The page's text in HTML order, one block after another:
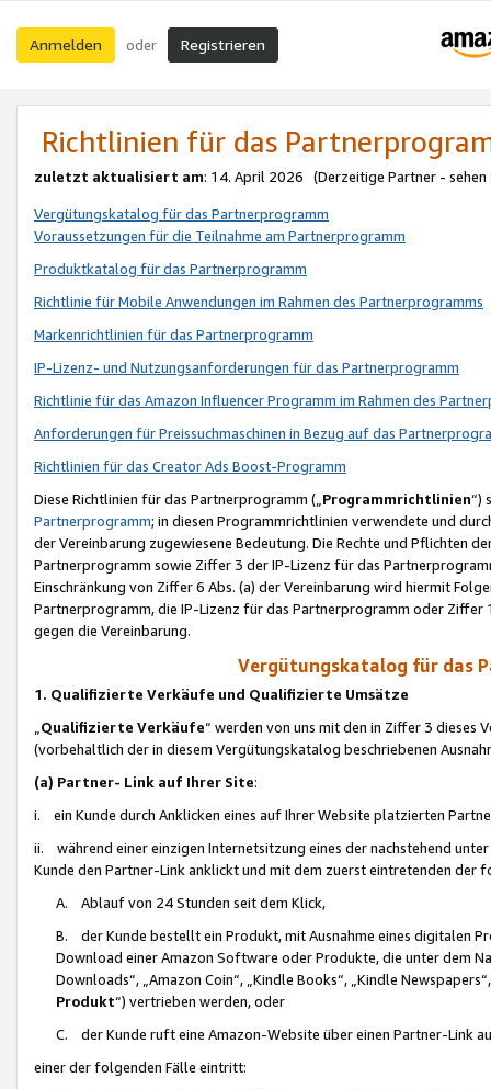
Anmelden oder Registrieren
Richtlinien für das
zuletzt aktualisiert am: 14. April 2026 (Derzeitige Partner - sehen
Vergütungskatalog für das Partnerprogramm
Voraussetzungen für die Teilnahme am Partnerprogramm
Produktkatalog für das Partnerprogramm
Richtlinie für Mobile Anwendungen im Rahmen des Partnerprogramms
Markenrichtlinien für das Partnerprogramm
IP-Lizenz- und Nutzungsanforderungen für das Partnerprogramm
Richtlinie für das Amazon Influencer Programm im Rahmen des
Anforderungen für Preissuchmaschinen in Bezug auf das
Richtlinien für das Creator Ads Boost-Programm
Diese Richtlinien für das Partnerprogramm („Programmrichtlinien“)
Partnerprogramm; in diesen Programmrichtlinien verwendete und
der Vereinbarung zugewiesene Bedeutung. Die Rechte und Pflichten
Partnerprogramm sowie Ziffer 3 der IP-Lizenz für das
Einschränkung von Ziffer 6 Abs. (a) der Vereinbarung wird hiermit
Partnerprogramm, die IP-Lizenz für das Partnerprogramm oder
gegen die Vereinbarung.
Vergütungskatalog für das
1. Qualifizierte Verkäufe und Qualifizierte Umsätze
Qualifizierte Verkäufe“ werden von uns mit den in Ziffer 3
(vorbehaltlich der in diesem Vergütungskatalog beschriebenen
(a) Partner- Link auf Ihrer Site:
i. ein Kunde durch Anklicken eines auf Ihrer Website platzierten
ii. während einer einzigen Internetsitzung eines der nachstehend
Kunde den Partner-Link anklickt und mit dem zuerst eintretenden der
A. Ablauf von 24 Stunden seit dem Klick,
B. der Kunde bestellt ein Produkt, mit Ausnahme eines digitalen
Download einer Amazon Software oder Produkte, die unter dem
Downloads“, „Amazon Coin“, „Kindle Books“, „Kindle
Produkt“) vertrieben werden, oder
C. der Kunde ruft eine Amazon-Website über einen Partner-Link
einer der folgenden Fälle eintritt: